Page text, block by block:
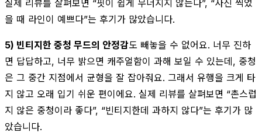
실제 리뷰를 살펴보면 “핏이 쉽게 무너지지 않는다”, “사진 찍었
을 때 라인이 예쁘다”는 후기가 많았습니다.
5) 빈티지한 중청 무드의 안정감도 빼놓을 수 없어요. 너무 진하
면 답답하고, 너무 밝으면 캐주얼함이 과해 보일 수 있는데, 중청
은 그 중간 지점에서 균형을 잘 잡아줘요. 그래서 유행을 크게 타
지 않고 오래 입기 쉬운 편이에요. 실제 리뷰를 살펴보면 “촌스럽
지 않은 중청이라 좋다”, “빈티지한데 과하지 않다”는 후기가 많
았습니다.